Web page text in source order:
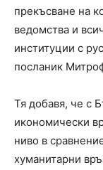
прекъсване на
ведомства и
институции с
посланик
Тя добавя, че с
икономически
ниво в
хуманитарни